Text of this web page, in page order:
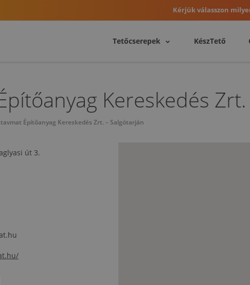
Kérjük válasszon
Tetőcserepek KészTető
Kereskedés
Építőanyag Kereskedés Zrt. – Salgótarján
út 3.